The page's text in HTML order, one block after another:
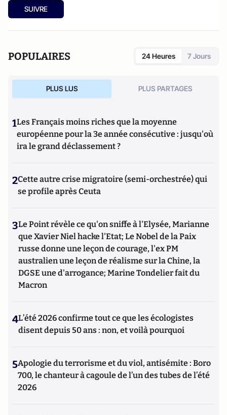
SUIVRE
POPULAIRES 24 Heures 7 Jours
PLUS LUS PLUS PARTAGES
1Les Français moins riches que la moyenne
européenne pour la 3e année consécutive : jusqu'où
ira le grand déclassement ?
2Cette autre crise migratoire (semi-orchestrée) qui
se profile après Ceuta
3Le Point révèle ce qu'on sniffe à l'Elysée, Marianne
que Xavier Niel hacke l'Etat; Le Nobel de la Paix
russe donne une leçon de courage, l'ex PM
australien une leçon de réalisme sur la Chine, la
DGSE une d'arrogance; Marine Tondelier fait du
Macron
4L’été 2026 confirme tout ce que les écologistes
disent depuis 50 ans : non, et voilà pourquoi
5Apologie du terrorisme et du viol, antisémite : Boro
700, le chanteur à cagoule de l’un des tubes de l’été
2026